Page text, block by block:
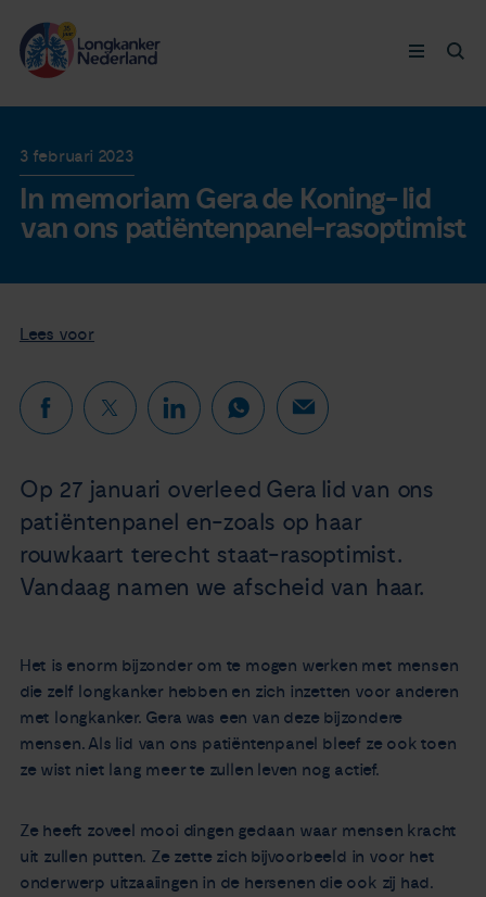
Nieuws
Agenda
Zorgverleners
Contact
Longkanker
Leven met
Thymuskankers
Steun ons
3 februari 2023
In memoriam Gera de Koning- lid
van ons patiëntenpanel-rasoptimist
Lees voor
Op 27 januari overleed Gera lid van ons
patiëntenpanel en-zoals op haar
rouwkaart terecht staat-rasoptimist.
Vandaag namen we afscheid van haar.
Het is enorm bijzonder om te mogen werken met mensen
die zelf longkanker hebben en zich inzetten voor anderen
met longkanker. Gera was een van deze bijzondere
mensen. Als lid van ons patiëntenpanel bleef ze ook toen
ze wist niet lang meer te zullen leven nog actief.
Ze heeft zoveel mooi dingen gedaan waar mensen kracht
uit zullen putten. Ze zette zich bijvoorbeeld in voor het
onderwerp uitzaaiingen in de hersenen die ook zij had.